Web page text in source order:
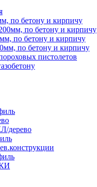
по бетону и кирпичу
по бетону и кирпичу
по бетону и кирпичу
по бетону и кирпичу
пистолетов
дерево